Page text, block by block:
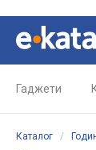
Гаджети
Каталог /